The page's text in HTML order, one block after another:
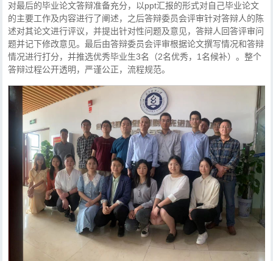
对最后的毕业论文答辩准备充分，以ppt汇报的形式对自己毕业论文
的主要工作及内容进行了阐述，之后答辩委员会评审针对答辩人的陈
述对其论文进行评议，并提出针对性问题及意见，答辩人回答评审问
题并记下修改意见。最后由答辩委员会评审根据论文撰写情况和答辩
情况进行打分，并推选优秀毕业生3名（2名优秀，1名候补）。整个
答辩过程公开透明，严谨公正，流程规范。